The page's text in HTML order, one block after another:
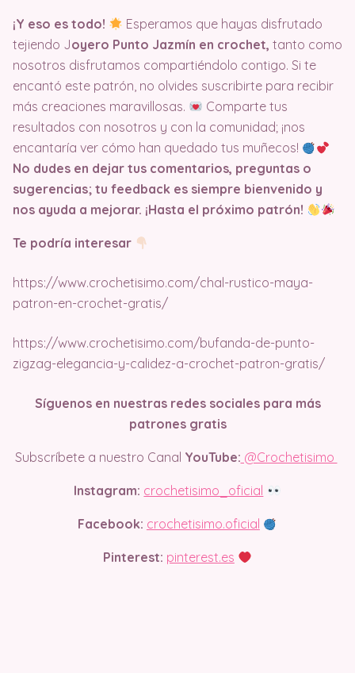
¡Y eso es todo!
Esperamos que hayas disfrutado
tejiendo Joyero Punto Jazmín en crochet, tanto como
nosotros disfrutamos compartiéndolo contigo. Si te
encantó este patrón, no olvides suscribirte para recibir
más creaciones maravillosas.
Comparte tus
resultados con nosotros y con la comunidad; ¡nos
encantaría ver cómo han quedado tus muñecos!
No dudes en dejar tus comentarios, preguntas o
sugerencias; tu feedback es siempre bienvenido y
nos ayuda a mejorar. ¡Hasta el próximo patrón!
Te podría interesar
https://www.crochetisimo.com/chal-rustico-maya-
patron-en-crochet-gratis/
https://www.crochetisimo.com/bufanda-de-punto-
zigzag-elegancia-y-calidez-a-crochet-patron-gratis/
Síguenos en nuestras redes sociales para más
patrones gratis
Subscríbete a nuestro Canal YouTube: @Crochetisimo
Instagram: crochetisimo_oficial
Facebook: crochetisimo.oficial
Pinterest: pinterest.es